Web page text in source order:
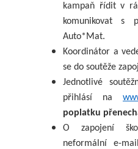
kampaň řídit v
komunikovat s
Auto*Mat.
Koordinátor a
se do soutěže
Jednotlivé
přihlásí na
poplatku
O zapojení
neformální e-